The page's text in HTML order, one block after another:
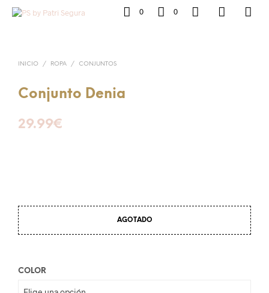
0 0
INICIO / ROPA / CONJUNTOS
Conjunto Denia
29.99€
AGOTADO
COLOR